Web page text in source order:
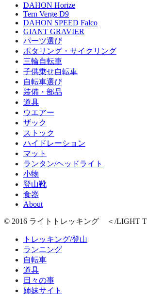
DAHON Horize
Tern Verge D9
DAHON SPEED Falco
GIANT GRAVIER
パーツ選び
ポタリング・サイクリング
三輪自転車
子供乗せ自転車
自転車選び
装備・部品
道具
ウエアー
ザック
ストック
ハイドレーション
マット
ランタン/ヘッドライト
小物
登山靴
食器
About
© 2016 ライトトレッキング ＜/LIGHT
トレッキング/登山
ランニング
自転車
道具
日々の事
姉妹サイト